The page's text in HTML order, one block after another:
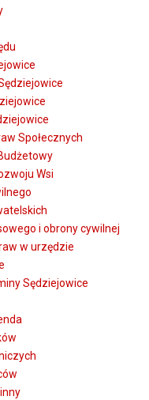
Społecznych
Wsi
i obrony cywilnej
w urzędzie
Sędziejowice